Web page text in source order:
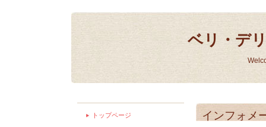
ベリ・デ
インフォメ
トップページ